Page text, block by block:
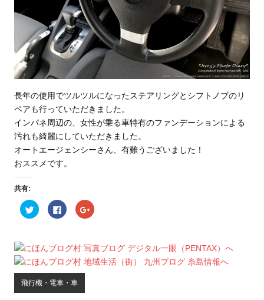
長年の使用でツルツルになったステアリングとシフトノブのリ
ペアも行っていただきました。
インパネ周辺の、女性が乗る車特有のファンデーションによる
汚れも綺麗にしていただきました。
オートエージェンシーさん、有難うございました！
おススメです。
共有:
ク
リ
T
w
i
t
t
e
r
F
a
o
で
共
有
す
る
ク
リ
て
G
o
o
飛行機・電車・車